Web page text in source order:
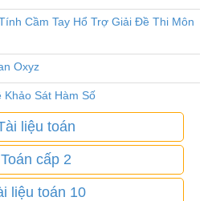
Cầm Tay Hổ Trợ Giải Đề Thi Môn
Oxyz
Sát Hàm Số
liệu toán
Toán cấp 2
liệu toán 10